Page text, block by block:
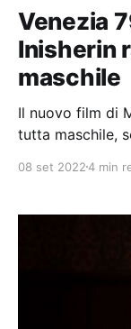
Venezia
Inisherin
maschile
Il nuovo film di
tutta maschile,
08 set 20224 min